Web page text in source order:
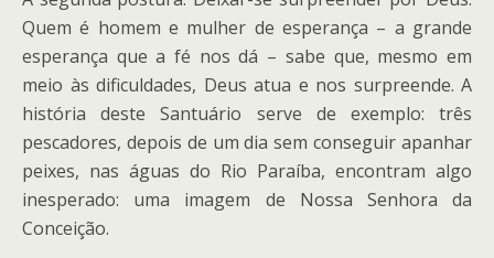
Quem é homem e mulher de esperança – a grande
esperança que a fé nos dá – sabe que, mesmo em
meio às dificuldades, Deus atua e nos surpreende. A
história deste Santuário serve de exemplo: três
pescadores, depois de um dia sem conseguir apanhar
peixes, nas águas do Rio Paraíba, encontram algo
inesperado: uma imagem de Nossa Senhora da
Conceição.